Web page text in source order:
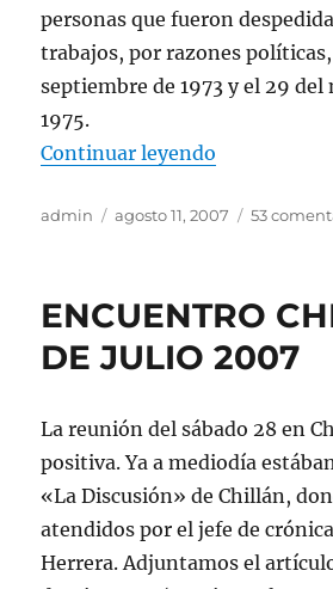
personas que fueron
trabajos, por razones políticas,
septiembre de 1973 y el 29 del
1975.
Continuar leyendo
Autor
admin
Publicado
agosto 11, 2007 53
ENCUENTRO
DE JULIO 2007
La reunión del sábado 28 en
positiva. Ya a mediodía
«La Discusión» de Chillán,
atendidos por el jefe de
Herrera. Adjuntamos el